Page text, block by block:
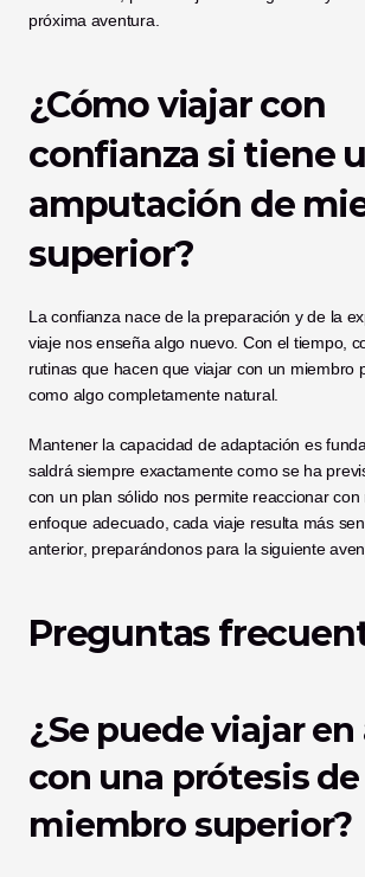
próxima aventura.
¿Cómo viajar con
confianza si tiene
amputación de
superior?
La confianza nace de la preparación y de la
viaje nos enseña algo nuevo. Con el tiempo,
rutinas que hacen que viajar con un miembro
como algo completamente natural.
Mantener la capacidad de adaptación es
saldrá siempre exactamente como se ha
con un plan sólido nos permite reaccionar con
enfoque adecuado, cada viaje resulta más
anterior, preparándonos para la siguiente
Preguntas
¿Se puede viajar
con una prótesis de
miembro superior?